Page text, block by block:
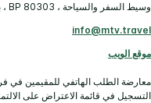
وسيط السفر والسياحة ، BP 80303 ، باريس ، فرنسا 75823
info@mtv.travel
موقع الويب
معارضة الطلب الهاتفي للمقيمين في
التسجيل في قائمة الاعتراض على